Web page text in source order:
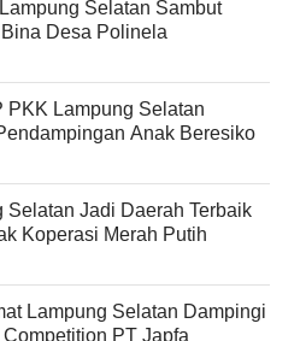
Selatan Sambut
Desa Polinela
PKK Lampung Selatan
Anak Beresiko
Selatan Jadi Daerah Terbaik
Koperasi Merah Putih
Lampung Selatan Dampingi
PT Japfa